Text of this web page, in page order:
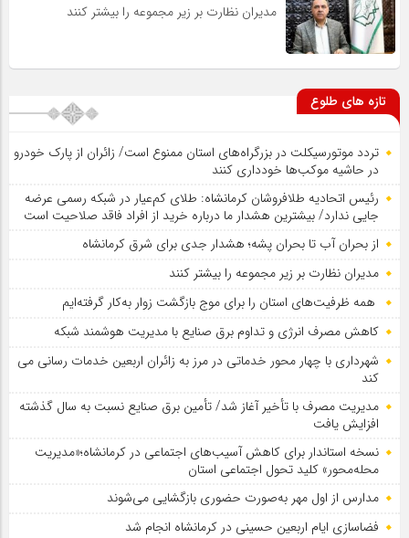
مدیران نظارت بر زیر مجموعه را بیشتر کنند
تازه های طلوع
تردد موتورسیکلت در بزرگراه‌های استان ممنوع است/ زائران از پارک خودرو
در حاشیه موکب‌ها خودداری کنند
رئیس اتحادیه طلافروشان کرمانشاه: طلای کم‌عیار در شبکه رسمی عرضه
جایی ندارد/ بیشترین هشدار ما درباره خرید از افراد فاقد صلاحیت است
از بحران آب تا بحران پشه؛ هشدار جدی برای شرق کرمانشاه
مدیران نظارت بر زیر مجموعه را بیشتر کنند
همه ظرفیت‌های استان را برای موج بازگشت زوار به‌کار گرفته‌ایم
کاهش مصرف انرژی و تداوم برق صنایع با مدیریت هوشمند شبکه
شهرداری با چهار محور خدماتی در مرز به زائران اربعین خدمات رسانی می
کند
مدیریت مصرف با تأخیر آغاز شد/ تأمین برق صنایع نسبت به سال گذشته
افزایش یافت
نسخه استاندار برای کاهش آسیب‌های اجتماعی در کرمانشاه؛«مدیریت
محله‌محور» کلید تحول اجتماعی استان
مدارس از اول مهر به‌صورت حضوری بازگشایی می‌شوند
فضاسازی ایام اربعین حسینی در کرمانشاه انجام شد